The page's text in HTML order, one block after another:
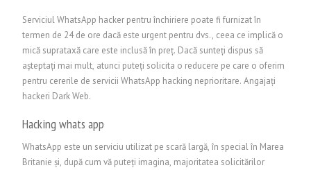
Serviciul WhatsApp hacker pentru închiriere poate fi furnizat în
termen de 24 de ore dacă este urgent pentru dvs., ceea ce implică o
mică suprataxă care este inclusă în preț. Dacă sunteți dispus să
așteptați mai mult, atunci puteți solicita o reducere pe care o oferim
pentru cererile de servicii WhatsApp hacking neprioritare.Angajați
hackeri Dark Web.
Hacking whats app
WhatsApp este un serviciu utilizat pe scară largă, în special în Marea
Britanie și, după cum vă puteți imagina, majoritatea solicitărilor